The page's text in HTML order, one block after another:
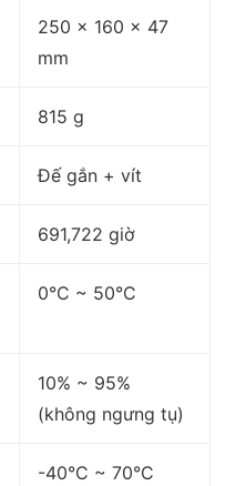
250 x 160 x 47
mm
815 g
Đế gắn + vít
691,722 giờ
0°C ~ 50°C
10% ~ 95%
(không ngưng tụ)
-40°C ~ 70°C